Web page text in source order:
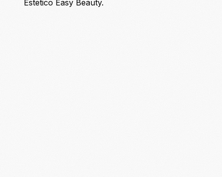
Estetico Easy Beauty.